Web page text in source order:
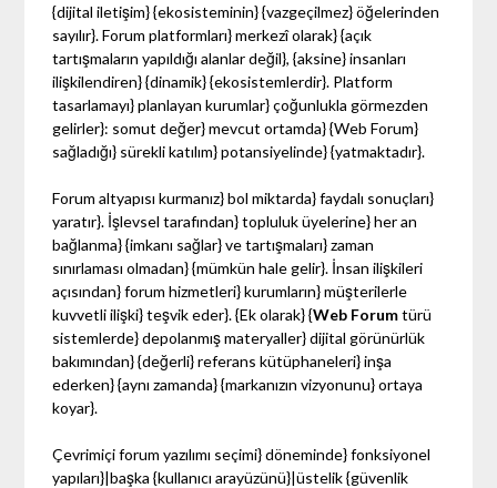
{dijital iletişim} {ekosisteminin} {vazgeçilmez} öğelerinden
sayılır}. Forum platformları} merkezî olarak} {açık
tartışmaların yapıldığı alanlar değil}, {aksine} insanları
ilişkilendiren} {dinamik} {ekosistemlerdir}. Platform
tasarlamayı} planlayan kurumlar} çoğunlukla görmezden
gelirler}: somut değer} mevcut ortamda} {Web Forum}
sağladığı} sürekli katılım} potansiyelinde} {yatmaktadır}.
Forum altyapısı kurmanız} bol miktarda} faydalı sonuçları}
yaratır}. İşlevsel tarafından} topluluk üyelerine} her an
bağlanma} {imkanı sağlar} ve tartışmaları} zaman
sınırlaması olmadan} {mümkün hale gelir}. İnsan ilişkileri
açısından} forum hizmetleri} kurumların} müşterilerle
kuvvetli ilişki} teşvik eder}. {Ek olarak} {Web Forumtürü
sistemlerde} depolanmış materyaller} dijital görünürlük
bakımından} {değerli} referans kütüphaneleri} inşa
ederken} {aynı zamanda} {markanızın vizyonunu} ortaya
koyar}.
Çevrimiçi forum yazılımı seçimi} döneminde} fonksiyonel
yapıları}|başka {kullanıcı arayüzünü}|üstelik {güvenlik